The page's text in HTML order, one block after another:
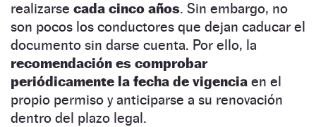
realizarse cada cinco años. Sin embargo, no
son pocos los conductores que dejan caducar el
documento sin darse cuenta. Por ello, la
recomendación es comprobar
periódicamente la fecha de vigencia en el
propio permiso y anticiparse a su renovación
dentro del plazo legal.